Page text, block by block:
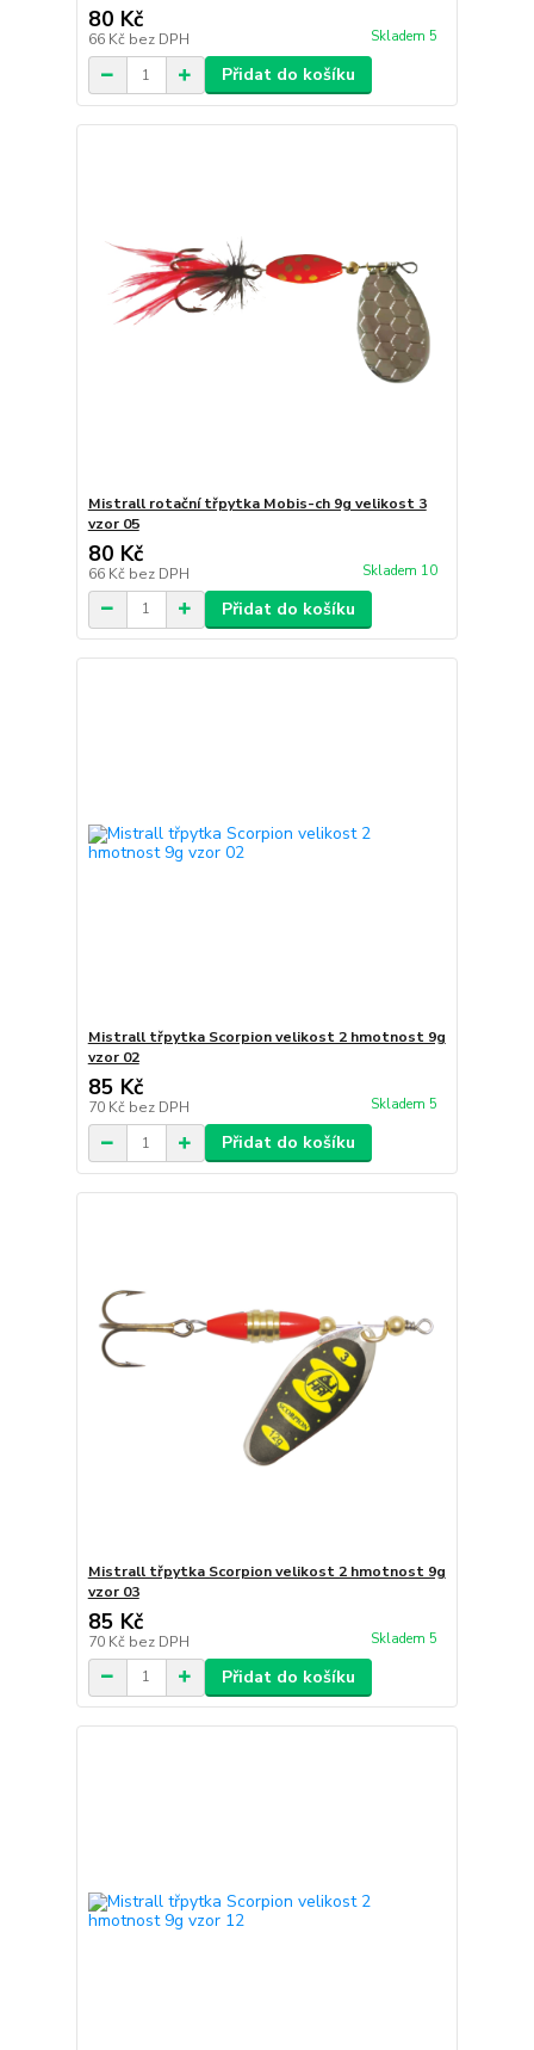
80 Kč
66 Kč bez DPH Skladem 5
Přidat do košíku
Mistrall rotační třpytka Mobis-ch 9g velikost 3
vzor 05
80 Kč
66 Kč bez DPH Skladem 10
Přidat do košíku
Mistrall třpytka Scorpion velikost 2 hmotnost 9g
vzor 02
85 Kč
70 Kč bez DPH Skladem 5
Přidat do košíku
Mistrall třpytka Scorpion velikost 2 hmotnost 9g
vzor 03
85 Kč
70 Kč bez DPH Skladem 5
Přidat do košíku